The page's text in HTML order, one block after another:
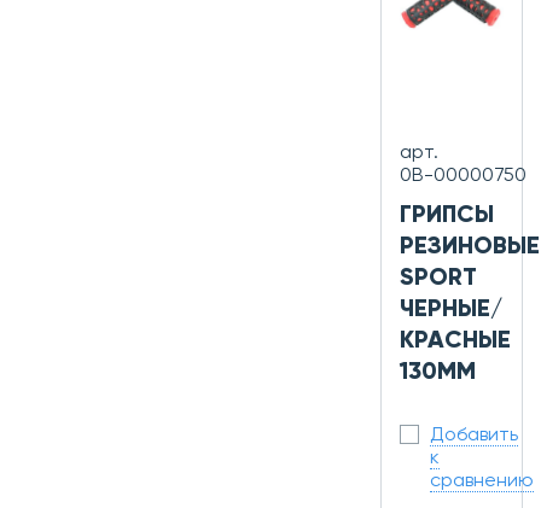
арт.
0В-00000750
ГРИПСЫ
РЕЗИНОВЫЕ
SPORT
ЧЕРНЫЕ/
КРАСНЫЕ
130ММ
Добавить
к
сравнению